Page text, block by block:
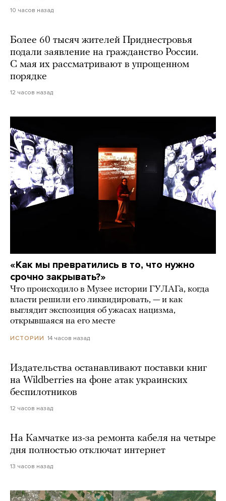
10 часов назад
Более 60 тысяч жителей Приднестровья
подали заявление на гражданство России.
С мая их рассматривают в упрощенном
порядке
12 часов назад
«Как мы превратились в то, что нужно
срочно закрывать?»
Что происходило в Музее истории ГУЛАГа, когда
власти решили его ликвидировать, — и как
выглядит экспозиция об ужасах нацизма,
открывшаяся на его месте
ИСТОРИИ 14 часов назад
Издательства останавливают поставки книг
на Wildberries на фоне атак украинских
беспилотников
12 часов назад
На Камчатке из-за ремонта кабеля на четыре
дня полностью отключат интернет
13 часов назад